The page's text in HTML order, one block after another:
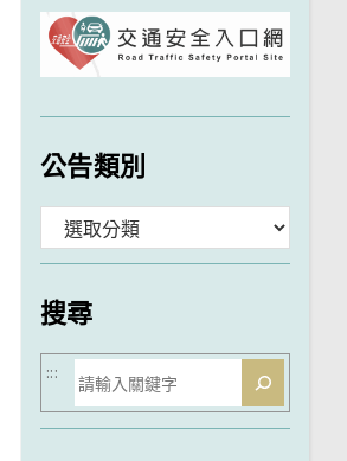
公告類別
類
搜尋
搜
尋
:::